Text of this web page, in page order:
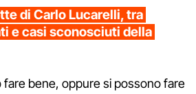
di Carlo Lucarelli, tra
e casi sconosciuti della
fare bene, oppure si possono fare